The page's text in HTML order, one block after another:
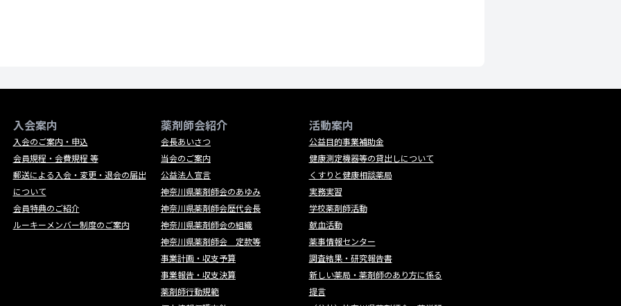
入会案内
入会のご案内・申込
会員規程・会費規程 等
郵送による入会・変更・退会の届出
について
会員特典のご紹介
ルーキーメンバー制度のご案内
薬剤師会紹介
会長あいさつ
当会のご案内
公益法人宣言
神奈川県薬剤師会のあゆみ
神奈川県薬剤師会歴代会長
神奈川県薬剤師会の組織
神奈川県薬剤師会 定款等
事業計画・収支予算
事業報告・収支決算
薬剤師行動規範
活動案内
公益目的事業補助金
健康測定機器等の貸出しについて
くすりと健康相談薬局
実務実習
学校薬剤師活動
献血活動
薬事情報センター
調査結果・研究報告書
新しい薬局・薬剤師のあり方に係る
提言